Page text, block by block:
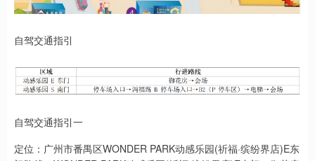
自驾交通指引
自驾交通指引一
定位：广州市番禺区WONDER PARK动感乐园(祈福·缤纷界店)E东